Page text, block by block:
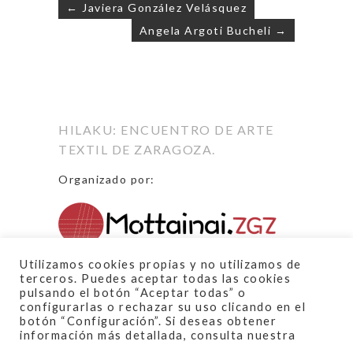
Navegación
← Javiera González Velásquez
Angela Argoti Bucheli →
HILAKU: ENCUENTRO DE ARTE
TEXTIL DE ZARAGOZA.
Organizado por:
Proyecto financiado por:
Utilizamos cookies propias y no utilizamos de
terceros. Puedes aceptar todas las cookies
pulsando el botón “Aceptar todas” o
configurarlas o rechazar su uso clicando en el
botón “Configuración”. Si deseas obtener
información más detallada, consulta nuestra